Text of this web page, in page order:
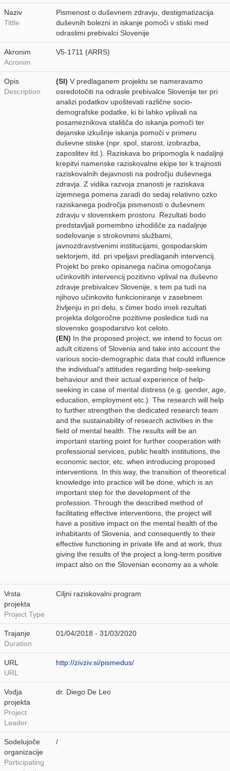
Naziv
Tittle
Pismenost o duševnem zdravju, destigmatizacija
duševnih bolezni in iskanje pomoči v stiski med
odraslimi prebivalci Slovenije
Akronim
Acronim
V5-1711 (ARRS)
Opis
Description
(SI) V predlaganem projektu se nameravamo
osredotočiti na odrasle prebivalce Slovenije ter pri
analizi podatkov upoštevati različne socio-
demografske podatke, ki bi lahko vplivali na
posameznikova stališča do iskanja pomoči ter
dejanske izkušnje iskanja pomoči v primeru
duševne stiske (npr. spol, starost, izobrazba,
zaposlitev itd.). Raziskava bo pripomogla k nadaljnji
krepitvi namenske raziskovalne ekipe ter k trajnosti
raziskovalnih dejavnosti na področju duševnega
zdravja. Z vidika razvoja znanosti je raziskava
izjemnega pomena zaradi do sedaj relativno ozko
raziskanega področja pismenosti o duševnem
zdravju v slovenskem prostoru. Rezultati bodo
predstavljali pomembno izhodišče za nadaljnje
sodelovanje s strokovnimi službami,
javnozdravstvenimi institucijami, gospodarskim
sektorjem, itd. pri vpeljavi predlaganih intervencij.
Projekt bo preko opisanega načina omogočanja
učinkovitih intervencij pozitivno vplival na duševno
zdravje prebivalcev Slovenije, s tem pa tudi na
njihovo učinkovito funkcioniranje v zasebnem
življenju in pri delu, s čimer bodo imeli rezultati
projekta dolgoročne pozitivne posledice tudi na
slovensko gospodarstvo kot celoto.
(EN) In the proposed project, we intend to focus on
adult citizens of Slovenia and take into account the
various socio-demographic data that could influence
the individual's attitudes regarding help-seeking
behaviour and their actual experience of help-
seeking in case of mental distress (e.g. gender, age,
education, employment etc.). The research will help
to further strengthen the dedicated research team
and the sustainability of research activities in the
field of mental health. The results will be an
important starting point for further cooperation with
professional services, public health institutions, the
economic sector, etc. when introducing proposed
interventions. In this way, the transition of theoretical
knowledge into practice will be done, which is an
important step for the development of the
profession. Through the described method of
facilitating effective interventions, the project will
have a positive impact on the mental health of the
inhabitants of Slovenia, and consequently to their
effective functioning in private life and at work, thus
giving the results of the project a long-term positive
impact also on the Slovenian economy as a whole.
Vrsta
projekta
Project Type
Ciljni raziskovalni program
Trajanje
Duration
01/04/2018 - 31/03/2020
URL
URL
http://zivziv.si/pismedus/
Vodja
projekta
Project
Leader
dr. Diego De Leo
Sodelujoče
organizacije
Participating
/